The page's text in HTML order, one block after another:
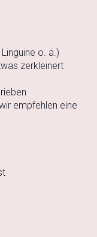
o. ä.)
zerkleinert
empfehlen eine